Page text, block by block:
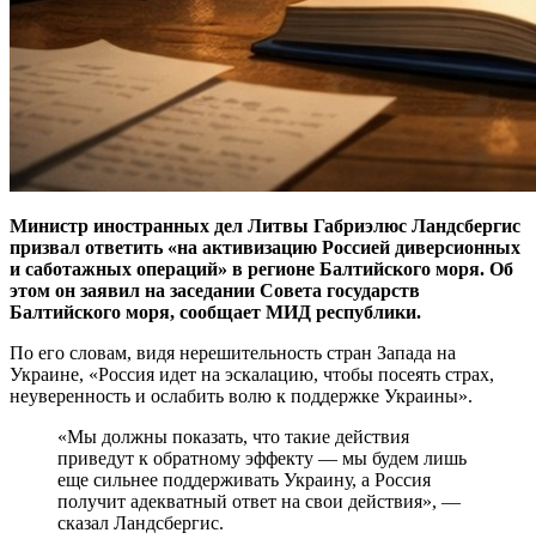
Министр иностранных дел Литвы Габриэлюс Ландсбергис
призвал ответить «на активизацию Россией диверсионных
и саботажных операций» в регионе Балтийского моря. Об
этом он заявил на заседании Совета государств
Балтийского моря, сообщает МИД республики.
По его словам, видя нерешительность стран Запада на
Украине, «Россия идет на эскалацию, чтобы посеять страх,
неуверенность и ослабить волю к поддержке Украины».
«Мы должны показать, что такие действия
приведут к обратному эффекту — мы будем лишь
еще сильнее поддерживать Украину, а Россия
получит адекватный ответ на свои действия», —
сказал Ландсбергис.